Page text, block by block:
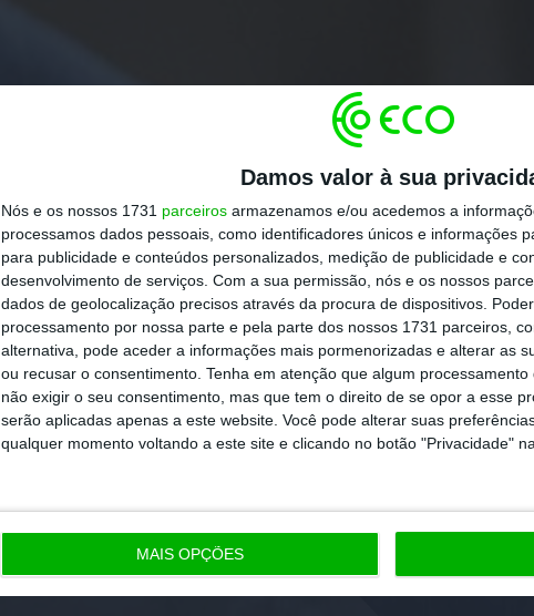
Damos valor à sua
Nós e os nossos 1731 parceiros armazenamos e/ou acedemos a
processamos dados pessoais, como identificadores únicos e informações
para publicidade e conteúdos personalizados, medição de publicidade e
desenvolvimento de serviços. Com a sua permissão, nós e os nossos
dados de geolocalização precisos através da procura de dispositivos.
processamento por nossa parte e pela parte dos nossos 1731 parceiros,
alternativa, pode aceder a informações mais pormenorizadas e alterar as
ou recusar o consentimento. Tenha em atenção que algum
não exigir o seu consentimento, mas que tem o direito de se opor a esse
serão aplicadas apenas a este website. Você pode alterar suas
qualquer momento voltando a este site e clicando no botão "Privacidade"
MAIS OPÇÕES